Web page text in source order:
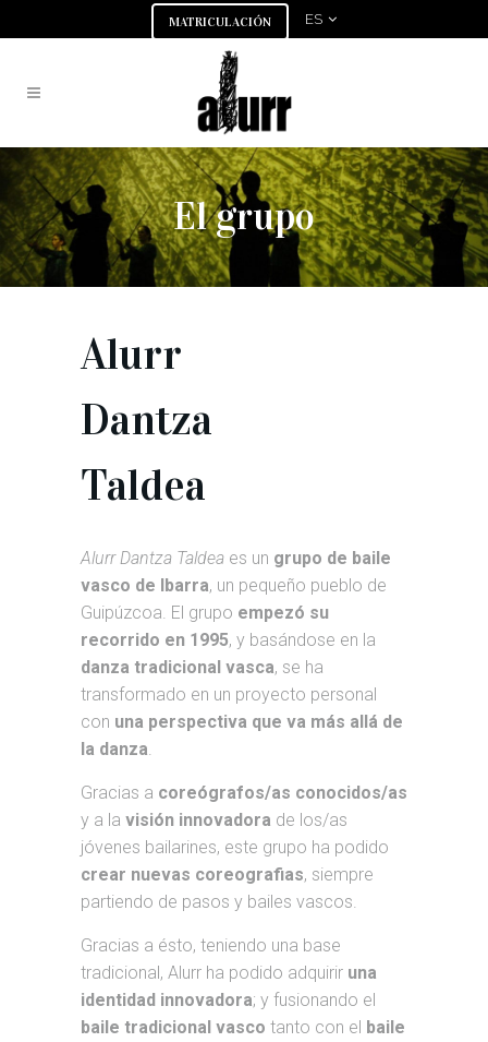
MATRICULACIÓN ES
El grupo
Alurr
Dantza
Taldea
Alurr Dantza Taldea es un grupo de baile
vasco de Ibarra, un pequeño pueblo de
Guipúzcoa. El grupo empezó su
recorrido en 1995, y basándose en la
danza tradicional vasca, se ha
transformado en un proyecto personal
con una perspectiva que va más allá de
la danza
Gracias a coreógrafos/as conocidos/as
y a la visión innovadora de los/as
jóvenes bailarines, este grupo ha podido
crear nuevas coreografias, siempre
partiendo de pasos y bailes vascos.
Gracias a ésto, teniendo una base
tradicional, Alurr ha podido adquirir una
identidad innovadora; y fusionando el
baile tradicional vasco tanto con el baile